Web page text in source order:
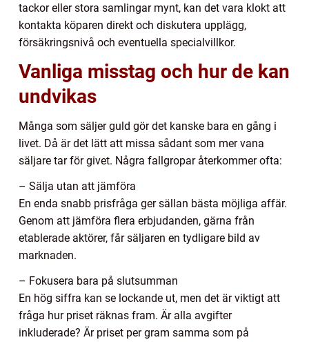
tackor eller stora samlingar mynt, kan det vara klokt att
kontakta köparen direkt och diskutera upplägg,
försäkringsnivå och eventuella specialvillkor.
Vanliga misstag och hur de kan
undvikas
Många som säljer guld gör det kanske bara en gång i
livet. Då är det lätt att missa sådant som mer vana
säljare tar för givet. Några fallgropar återkommer ofta:
– Sälja utan att jämföra
En enda snabb prisfråga ger sällan bästa möjliga affär.
Genom att jämföra flera erbjudanden, gärna från
etablerade aktörer, får säljaren en tydligare bild av
marknaden.
– Fokusera bara på slutsumman
En hög siffra kan se lockande ut, men det är viktigt att
fråga hur priset räknas fram. Är alla avgifter
inkluderade? Är priset per gram samma som på